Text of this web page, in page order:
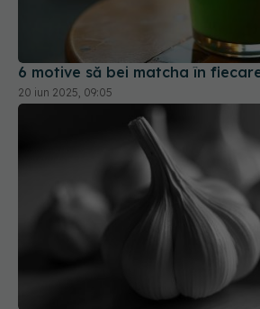
6 motive să bei matcha în
20 iun 2025, 09:05